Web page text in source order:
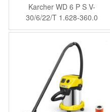
составляла
33
990 ₽.
27
884 ₽.
Karcher WD 6 P S V-
30/6/22/T 1.628-360.0
-